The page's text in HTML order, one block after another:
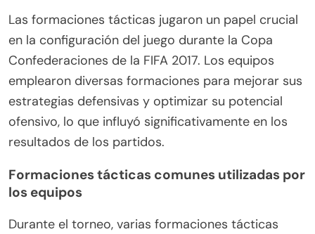
Las formaciones tácticas jugaron un papel crucial
en la configuración del juego durante la Copa
Confederaciones de la FIFA 2017. Los equipos
emplearon diversas formaciones para mejorar sus
estrategias defensivas y optimizar su potencial
ofensivo, lo que influyó significativamente en los
resultados de los partidos.
Formaciones tácticas comunes utilizadas por
los equipos
Durante el torneo, varias formaciones tácticas